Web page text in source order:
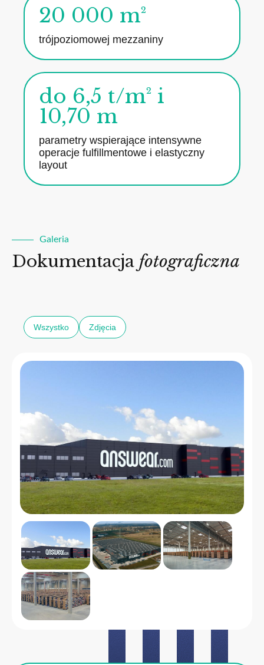
20 000 m²
trójpoziomowej mezzaniny
do 6,5 t/m² i
10,70 m
parametry wspierające intensywne
operacje fulfillmentowe i elastyczny
layout
Galeria
Dokumentacja fotograficzna
Wszystko Zdjęcia